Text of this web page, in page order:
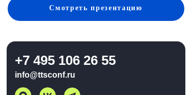
Смотретьпрезентацию
+7 495 106 26 55
info@ttsconf.ru